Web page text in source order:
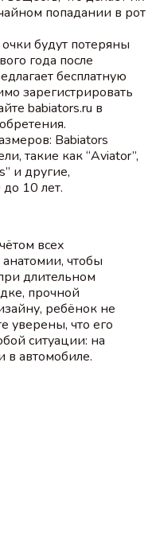
попадании в рот
будут потеряны
года после
бесплатную
зарегистрировать
babiators.ru в
Babiators
такие как “Aviator”,
и другие,
10 лет.
всех
чтобы
длительном
прочной
ребёнок не
уверены, что его
ситуации: на
в автомобиле.